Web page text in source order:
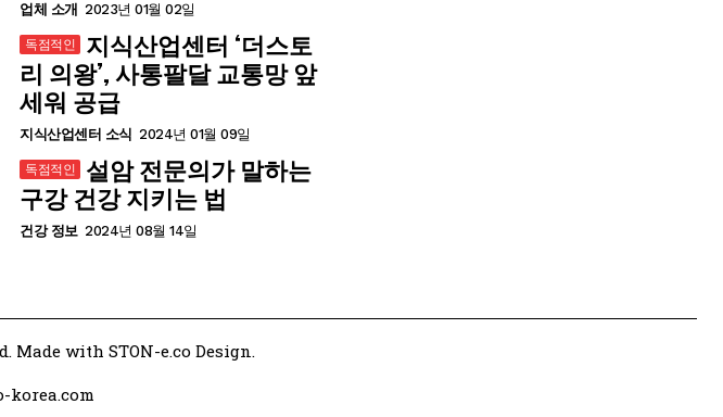
업체 소개 2023년 01월 02일
지식산업센터 ‘더스토
리 의왕’, 사통팔달 교통망 앞
세워 공급
지식산업센터 소식 2024년 01월 09일
설암 전문의가 말하는
구강 건강 지키는 법
건강 정보 2024년 08월 14일
Made with STON-e.co Design.
korea.com